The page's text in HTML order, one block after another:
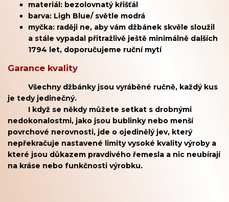
materiál: bezolovnatý křišťál
barva: Ligh Blue/ světle modrá
myčka: raději ne, aby vám džbánek skvěle sloužil
a stále vypadal přitražlivě ještě minimálně dalších
1794 let, doporučujeme ruční mytí
Garance kvality
Všechny džbánky jsou vyráběné ručně, každý kus
je tedy jedinečný.
I když se někdy můžete setkat s drobnými
nedokonalostmi, jako jsou bublinky nebo menší
povrchové nerovnosti, jde o ojedinělý jev, který
nepřekračuje nastavené limity vysoké kvality výroby a
které jsou důkazem pravdivého řemesla a nic neubírají
na kráse nebo funkčnosti výrobku.